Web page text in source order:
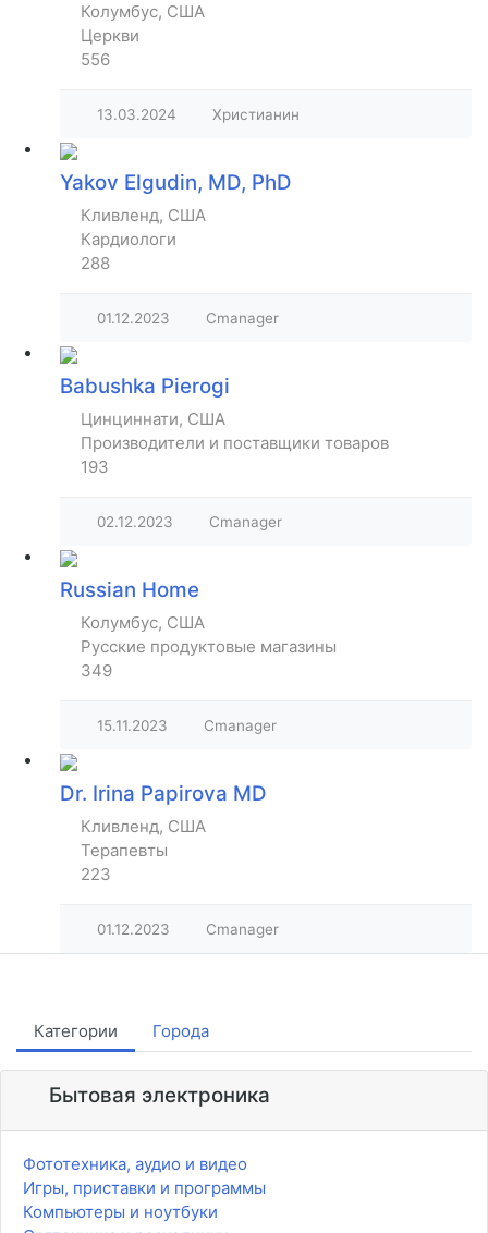
Колумбус, США
Церкви
556
13.03.2024 Христианин
Yakov Elgudin, MD, PhD
Кливленд, США
Кардиологи
288
01.12.2023 Cmanager
Babushka Pierogi
Цинциннати, США
Производители и поставщики товаров
193
02.12.2023 Cmanager
Russian Home
Колумбус, США
Русские продуктовые магазины
349
15.11.2023 Cmanager
Dr. Irina Papirova MD
Кливленд, США
Терапевты
223
01.12.2023 Cmanager
Категории Города
Бытовая электроника
Фототехника, аудио и видео
Игры, приставки и программы
Компьютеры и ноутбуки